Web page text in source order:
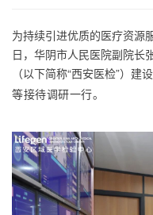
为持续引进优质的医疗资源
日，华阴市人民医院副院长
（以下简称“西安医检”）建设
等接待调研一行。